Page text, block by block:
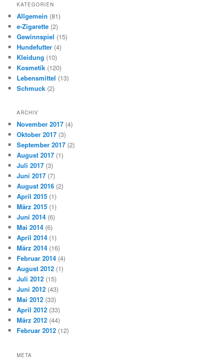
KATEGORIEN
Allgemein (81)
e-Zigarette (2)
Gewinnspiel (15)
Hundefutter (4)
Kleidung (10)
Kosmetik (120)
Lebensmittel (13)
Schmuck (2)
ARCHIV
November 2017 (4)
Oktober 2017 (3)
September 2017 (2)
August 2017 (1)
Juli 2017 (3)
Juni 2017 (7)
August 2016 (2)
April 2015 (1)
März 2015 (1)
Juni 2014 (6)
Mai 2014 (6)
April 2014 (1)
März 2014 (16)
Februar 2014 (4)
August 2012 (1)
Juli 2012 (15)
Juni 2012 (43)
Mai 2012 (33)
April 2012 (33)
März 2012 (44)
Februar 2012 (12)
META